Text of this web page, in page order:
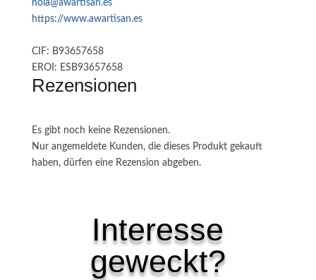
hola@awartisan.es
https://www.awartisan.es
CIF: B93657658
EROI: ESB93657658
Rezensionen
Es gibt noch keine Rezensionen.
Nur angemeldete Kunden, die dieses Produkt gekauft
haben, dürfen eine Rezension abgeben.
Interesse
geweckt?